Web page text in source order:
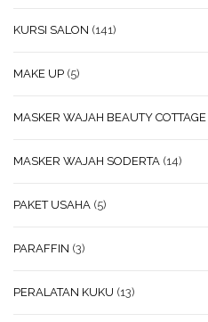
KURSI SALON (141)
MAKE UP (5)
MASKER WAJAH BEAUTY COTTAGE
MASKER WAJAH SODERTA (14)
PAKET USAHA (5)
PARAFFIN (3)
PERALATAN KUKU (13)